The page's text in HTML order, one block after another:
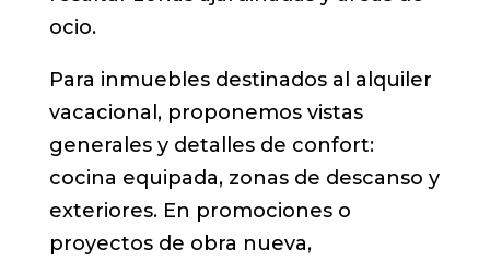
ocio.
Para inmuebles destinados al alquiler
vacacional, proponemos vistas
generales y detalles de confort:
cocina equipada, zonas de descanso y
exteriores. En promociones o
proyectos de obra nueva,